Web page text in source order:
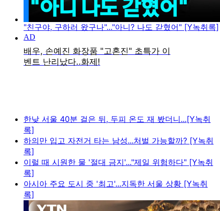
"친구야, 구하러 왔구나"..."아니? 나도 갇혔어" [Y녹취록]
한낮 서울 40분 걸은 뒤, 두피 온도 재 봤더니...[Y녹취
록]
하의만 입고 자전거 타는 남성...처벌 가능할까? [Y녹취
록]
이럴 때 시원한 물 '절대 금지'..."제일 위험하다" [Y녹취
록]
아시아 주요 도시 중 '최고'...지독한 서울 상황 [Y녹취
록]